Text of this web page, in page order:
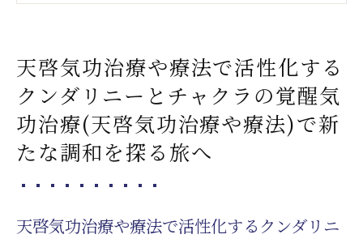
気功治療(天啓気功治療や療法)で天啓気功治
療や療法で活性化するクンダリニーを覚醒
する方法とは
天啓気功治療や療法で活性化するチャクラ
を整えるための瞑想テクニック
ニーとチャクラのエネルギーの流れをスム
天啓気功治療や療法で活性化する
クンダリニーとチャクラの覚醒気
功治療(天啓気功治療や療法)で新
たな調和を探る旅へ
天啓気功治療や療法で活性化するクンダリニ